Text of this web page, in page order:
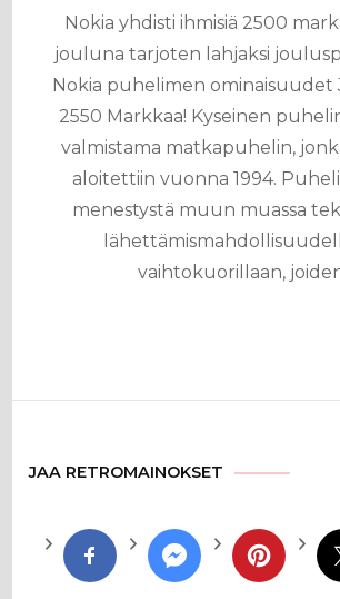
Nokia yhdisti ihmisiä 2500
jouluna tarjoten lahjaksi
Nokia puhelimen ominaisuudet
2550 Markkaa! Kyseinen
valmistama matkapuhelin,
aloitettiin vuonna 1994.
menestystä muun muassa
vaihtokuorillaan,
JAA RETROMAINOKSET